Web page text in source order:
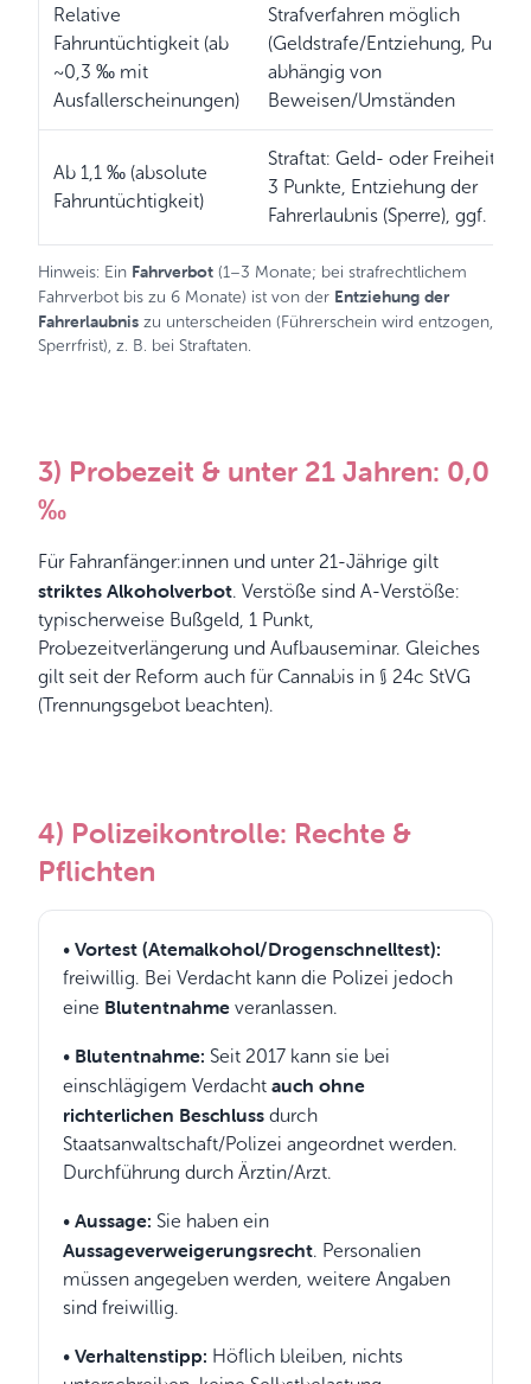
Relative
Fahruntüchtigkeit (ab
~0,3 ‰ mit
Ausfallerscheinungen)
Strafverfahren möglich
(Geldstrafe/Entziehung,
abhängig von
Beweisen/Umständen
Ab 1,1 ‰ (absolute
Fahruntüchtigkeit)
Straftat: Geld- oder
3 Punkte, Entziehung der
Fahrerlaubnis (Sperre), ggf. MPU
Hinweis: Ein Fahrverbot (1–3 Monate; bei strafrechtlichem
Fahrverbot bis zu 6 Monate) ist von der Entziehung der
Fahrerlaubnis zu unterscheiden (Führerschein wird entzogen,
Sperrfrist), z. B. bei Straftaten.
3) Probezeit & unter 21 Jahren: 0,0
‰
Für Fahranfänger:innen und unter 21-Jährige gilt
striktes Alkoholverbot. Verstöße sind A-Verstöße:
typischerweise Bußgeld, 1 Punkt,
Probezeitverlängerung und Aufbauseminar. Gleiches
gilt seit der Reform auch für Cannabis in § 24c StVG
(Trennungsgebot beachten).
4) Polizeikontrolle: Rechte &
Pflichten
• Vortest (Atemalkohol/Drogenschnelltest):
freiwillig. Bei Verdacht kann die Polizei jedoch
eine Blutentnahme veranlassen.
• Blutentnahme: Seit 2017 kann sie bei
einschlägigem Verdacht auch ohne
richterlichen Beschluss durch
Staatsanwaltschaft/Polizei angeordnet werden.
Durchführung durch Ärztin/Arzt.
• Aussage: Sie haben ein
Aussageverweigerungsrecht. Personalien
müssen angegeben werden, weitere Angaben
sind freiwillig.
• Verhaltenstipp: Höflich bleiben, nichts